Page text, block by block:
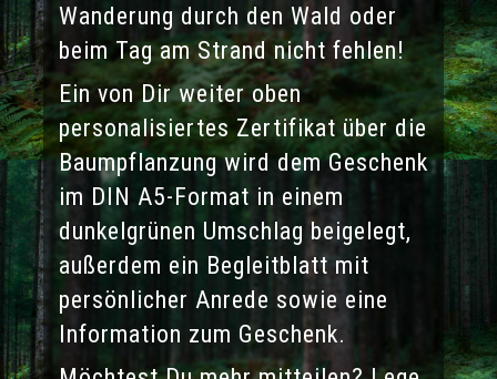
Wanderung durch den Wald oder
beim Tag am Strand nicht fehlen!
Ein von Dir weiter oben
personalisiertes Zertifikat über die
Baumpflanzung wird dem Geschenk
im DIN A5-Format in einem
dunkelgrünen Umschlag beigelegt,
außerdem ein Begleitblatt mit
persönlicher Anrede sowie eine
Information zum Geschenk.